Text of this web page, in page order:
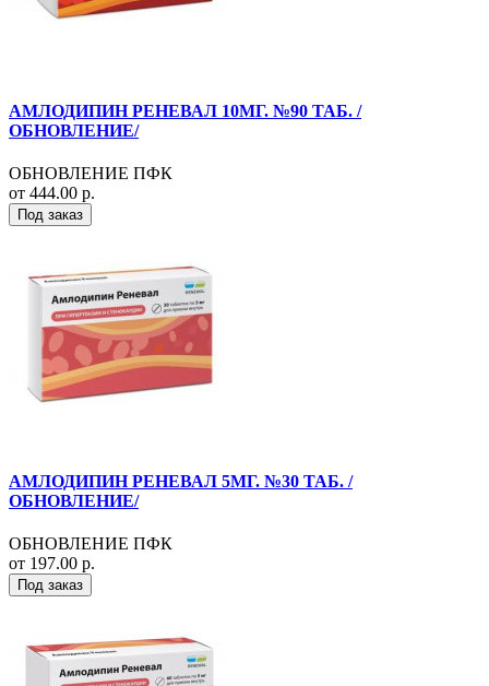
АМЛОДИПИН РЕНЕВАЛ 10МГ. №90 ТАБ. /
ОБНОВЛЕНИЕ/
ОБНОВЛЕНИЕ ПФК
от 444.00 р.
Под заказ
АМЛОДИПИН РЕНЕВАЛ 5МГ. №30 ТАБ. /
ОБНОВЛЕНИЕ/
ОБНОВЛЕНИЕ ПФК
от 197.00 р.
Под заказ